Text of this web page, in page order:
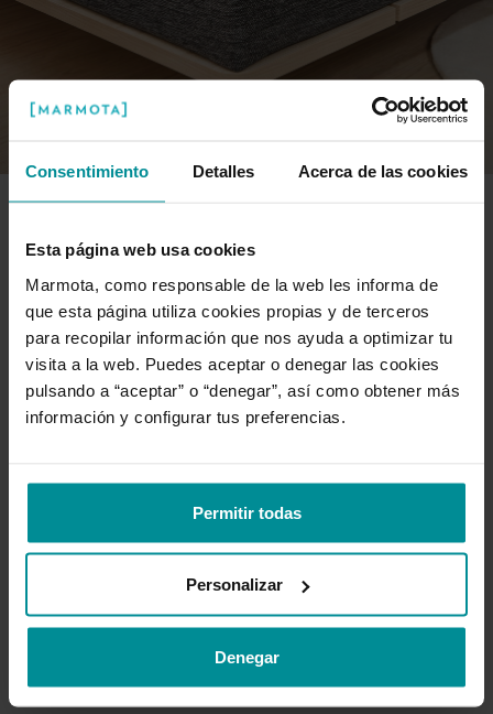
Consentimiento Detalles Acerca de las cookies
Esta página web usa cookies
Marmota, como responsable de la web les informa de
que esta página utiliza cookies propias y de terceros
para recopilar información que nos ayuda a optimizar tu
visita a la web. Puedes aceptar o denegar las cookies
pulsando a “aceptar” o “denegar”, así como obtener más
información y configurar tus preferencias.
Permitir todas
Personalizar
Denegar
El estudio que lo cambió todo: el
El estudio realizado en nuestro Lab ha sido llevado a
cabo por médicos y estadísticos para poder demostrar
científicamente que con el colchón Marmota se duermen
más horas y de mejor calidad.
y le cambiamo su colchón por un Marmota. ¿Os imagináis
* Estudio realizado por médicos y psicólogos expertos en
sueño de la Unidad de Sueño del Hospital la MAZ,
nuevos y usados y con 29 voluntarios, 11 de ellos durante el